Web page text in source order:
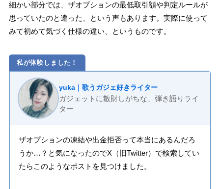
細かい部分では、ザオプションの最低取引額や判定ルールが
思っていたのと違った、という声もあります。実際に使って
みて初めて気づく仕様の違い、というものです。
私が体験しました！
yuka｜歌うガジェ好きライター
ガジェットに散財しがちな、弾き語りライ
ター
ザオプションの凍結や出金拒否って本当にあるんだろ
うか…？と気になったのでX（旧Twitter）で検索してい
たらこのようなポストを見つけました。